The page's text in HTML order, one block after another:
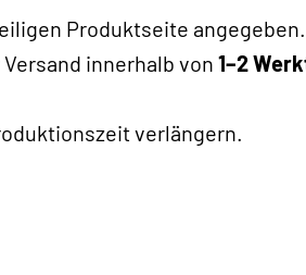
Produktseite
innerhalb von 1–2
verlängern.